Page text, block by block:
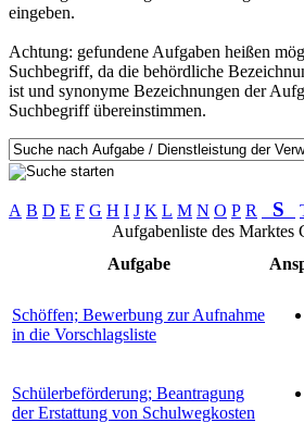
eingeben.
Achtung: gefundene Aufgaben heißen
Suchbegriff, da die behördliche
ist und synonyme Bezeichnungen der
Suchbegriff übereinstimmen.
A B D E F G H I J K L M N O P R S
Aufgabenliste des Marktes
Aufgabe
Schöffen; Bewerbung zur Aufnahme
in die Vorschlagsliste
Schülerbeförderung; Beantragung
der Erstattung von Schulwegkosten